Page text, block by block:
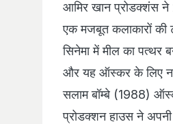
आमिर खान प्रोडक्शंस
एक मजबूत कलाकारों की
सिनेमा में मील का पत्थर
और यह ऑस्कर के लिए
सलाम बॉम्बे (1988)
प्रोडक्शन हाउस ने